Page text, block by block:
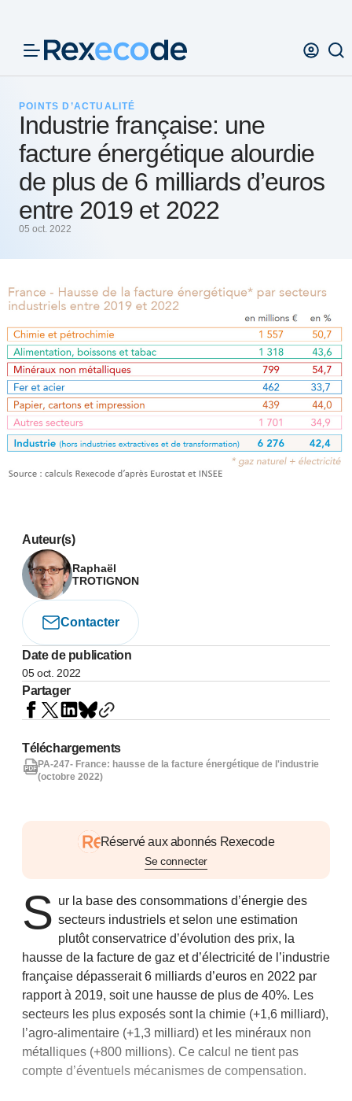
POINTS D’ACTUALITÉ
Industrie française: une
facture énergétique alourdie
de plus de 6 milliards d’euros
entre 2019 et 2022
05 oct. 2022
Auteur(s)
Raphaël
TROTIGNON
Contacter
Date de publication
05 oct. 2022
Partager
Réservé aux abonnés Rexecode
Se connecter
S ur la base des consommations d’énergie des
secteurs industriels et selon une estimation
plutôt conservatrice d’évolution des prix, la
hausse de la facture de gaz et d’électricité de l’industrie
française dépasserait 6 milliards d’euros en 2022 par
rapport à 2019, soit une hausse de plus de 40%. Les
secteurs les plus exposés sont la chimie (+1,6 milliard),
l’agro-alimentaire (+1,3 milliard) et les minéraux non
métalliques (+800 millions). Ce calcul ne tient pas
compte d’éventuels mécanismes de compensation.
Téléchargements
PA-247- France: hausse de la facture énergétique de l'industrie
(octobre 2022)